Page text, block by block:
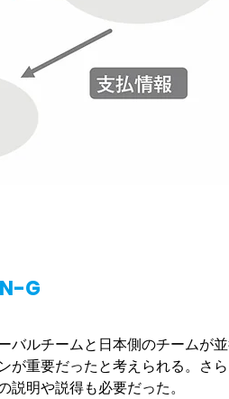
G
ルチームと日本側のチームが
重要だったと考えられる。さ
明や説得も必要だった。